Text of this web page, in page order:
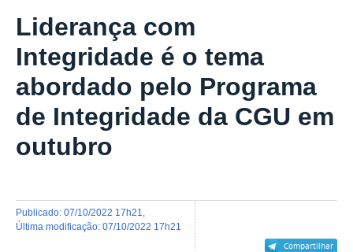
Liderança com
Integridade é o tema
abordado pelo Programa
de Integridade da CGU em
outubro
Compartilhar
publicado: 07/10/2022 17h21
última modificação: 07/10/2022 17h21